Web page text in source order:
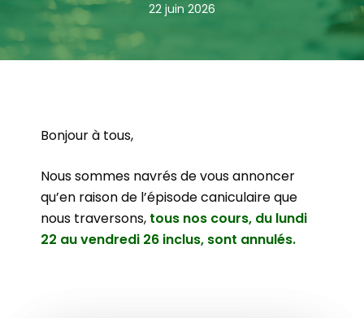
22 juin 2026
Bonjour à tous,
Nous sommes navrés de vous annoncer
qu’en raison de l’épisode caniculaire que
nous traversons, tous nos cours, du lundi
22 au vendredi 26 inclus, sont annulés.